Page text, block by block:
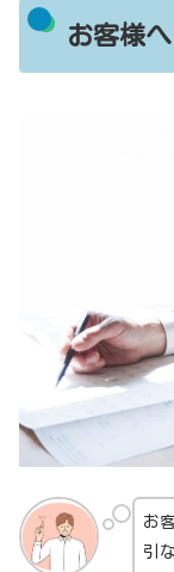
お客様
お
引